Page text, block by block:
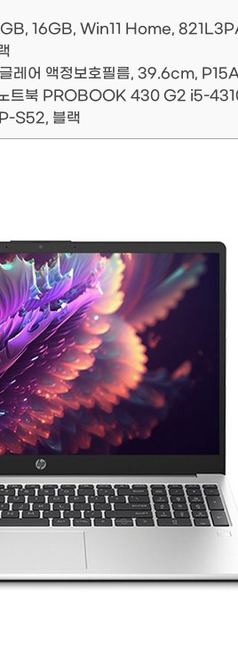
16GB, Win11 Home,
레어 액정보호필름, 39.6cm,
노트북 PROBOOK 430 G2 i5-
S52, 블랙